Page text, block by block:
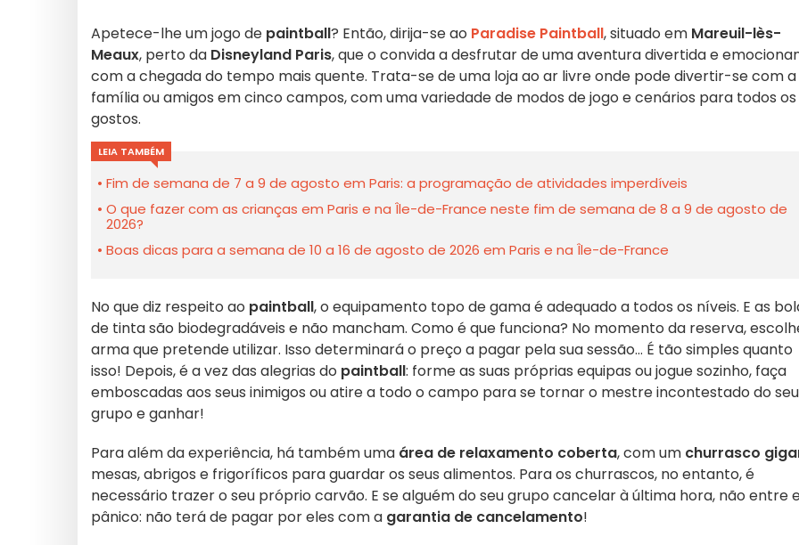
Apetece-lhe um jogo de paintball? Então, dirija-se ao Paradise Paintball, situado em Mareuil-lès-
Meaux, perto da Disneyland Paris, que o convida a desfrutar de uma aventura divertida e
com a chegada do tempo mais quente. Trata-se de uma loja ao ar livre onde pode divertir-se com a
família ou amigos em cinco campos, com uma variedade de modos de jogo e cenários para todos os
gostos.
LEIA TAMBÉM
Fim de semana de 7 a 9 de agosto em Paris: a programação de atividades imperdíveis
O que fazer com as crianças em Paris e na Île-de-France neste fim de semana de 8 a 9 de agosto de
2026?
Boas dicas para a semana de 10 a 16 de agosto de 2026 em Paris e na Île-de-France
No que diz respeito ao paintball, o equipamento topo de gama é adequado a todos os níveis. E as
de tinta são biodegradáveis e não mancham. Como é que funciona? No momento da reserva,
arma que pretende utilizar. Isso determinará o preço a pagar pela sua sessão... É tão simples quanto
isso! Depois, é a vez das alegrias do paintball: forme as suas próprias equipas ou jogue sozinho, faça
emboscadas aos seus inimigos ou atire a todo o campo para se tornar o mestre incontestado do seu
grupo e ganhar!
Para além da experiência, há também uma área de relaxamento coberta, com um churrasco
mesas, abrigos e frigoríficos para guardar os seus alimentos. Para os churrascos, no entanto, é
necessário trazer o seu próprio carvão. E se alguém do seu grupo cancelar à última hora, não entre
pânico: não terá de pagar por eles com a garantia de cancelamento!